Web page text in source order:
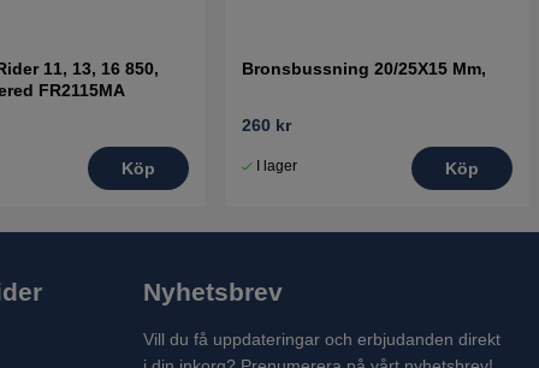
11, 13, 16 850,
FR2115MA
Köp
Bronsbussning 20/25X15 Mm,
260 kr
I lager Köp
Nyhetsbrev
Vill du få uppdateringar och erbjudanden direkt